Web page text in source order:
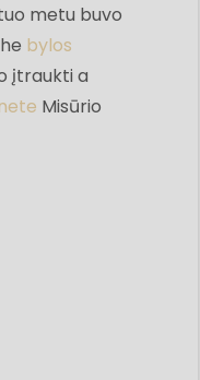
metu buvo
bylos
įtraukti a
Misūrio